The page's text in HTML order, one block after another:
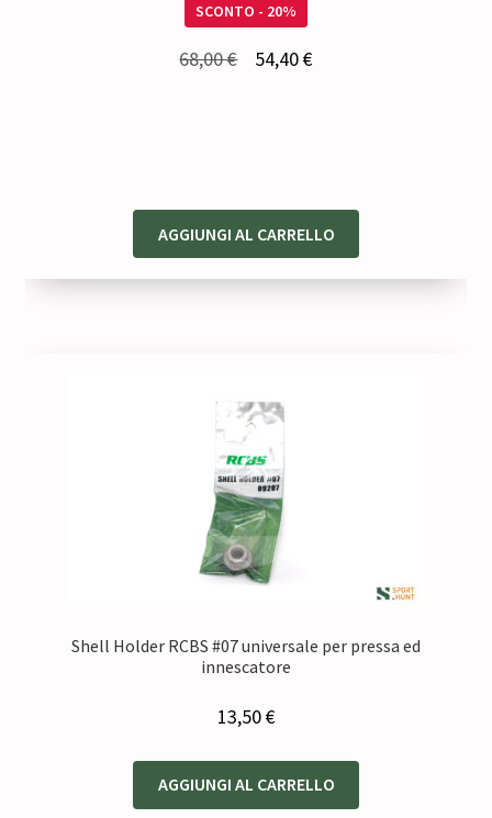
SCONTO - 20%
68,00€ 54,40€Il
AGGIUNGI AL CARRELLO
Shell Holder RCBS #07 universale per pressa ed
innescatore
13,50€
AGGIUNGI AL CARRELLO